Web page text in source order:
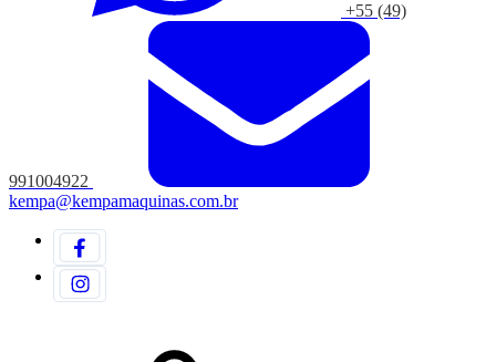
+55 (49)
991004922
kempa@kempamaquinas.com.br